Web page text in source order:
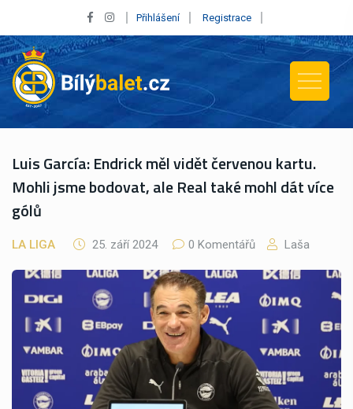
Přihlášení Registrace
Luis García: Endrick měl vidět červenou kartu.
Mohli jsme bodovat, ale Real také mohl dát více
gólů
LA LIGA 25. září 2024 0 Komentářů Laša